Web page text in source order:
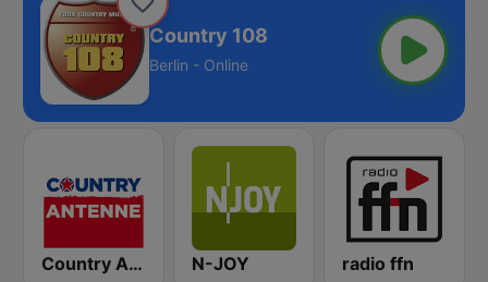
Country 108
Berlin - Online
Country Antenne N-JOY radio ffn